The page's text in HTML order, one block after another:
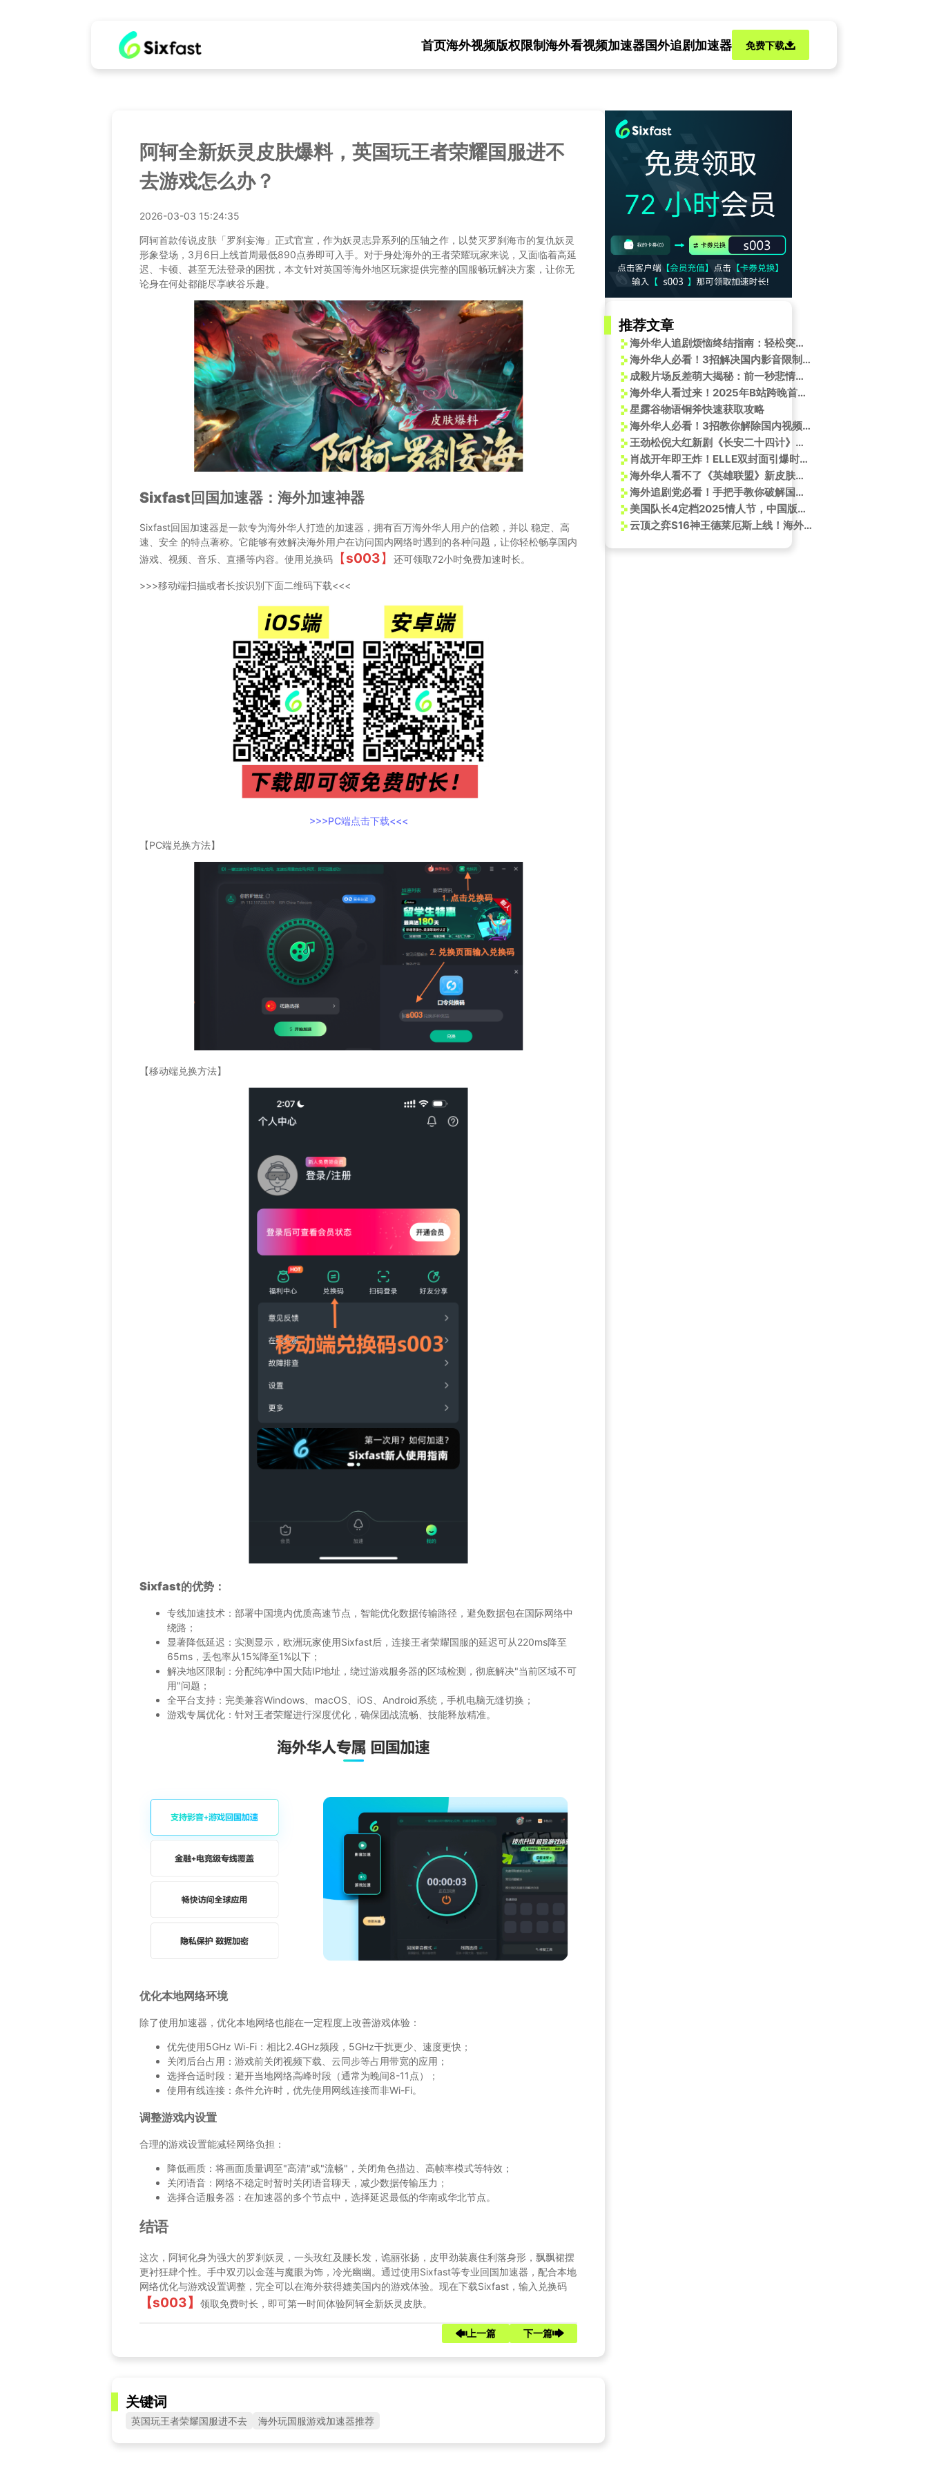
首页海外视频版权限制海外看视频加速器国外追剧加速器 免费下载
阿轲全新妖灵皮肤爆料，英国玩王者荣耀国服进不
去游戏怎么办？
2026-03-03 15:24:35
阿轲首款传说皮肤「罗刹妄海」正式官宣，作为妖灵志异系列的压轴之作，以焚灭罗刹海市的复仇妖灵
形象登场，3月6日上线首周最低890点券即可入手。对于身处海外的王者荣耀玩家来说，又面临着高延
迟、卡顿、甚至无法登录的困扰，本文针对英国等海外地区玩家提供完整的国服畅玩解决方案，让你无
论身在何处都能尽享峡谷乐趣。
Sixfast回国加速器：海外加速神器
Sixfast回国加速器是一款专为海外华人打造的加速器，拥有百万海外华人用户的信赖，并以 稳定、高
速、安全 的特点著称。它能够有效解决海外用户在访问国内网络时遇到的各种问题，让你轻松畅享国内
游戏、视频、音乐、直播等内容。使用兑换码
【s003】 还可领取72小时免费加速时长。
>>>移动端扫描或者长按识别下面二维码下载<<<
>>>PC端点击下载<<<
【PC端兑换方法】
【移动端兑换方法】
Sixfast的优势：
专线加速技术：部署中国境内优质高速节点，智能优化数据传输路径，避免数据包在国际网络中
绕路；
显著降低延迟：实测显示，欧洲玩家使用Sixfast后，连接王者荣耀国服的延迟可从220ms降至
65ms，丢包率从15%降至1%以下；
解决地区限制：分配纯净中国大陆IP地址，绕过游戏服务器的区域检测，彻底解决"当前区域不可
用"问题；
全平台支持：完美兼容Windows、macOS、iOS、Android系统，手机电脑无缝切换；
游戏专属优化：针对王者荣耀进行深度优化，确保团战流畅、技能释放精准。
优化本地网络环境
除了使用加速器，优化本地网络也能在一定程度上改善游戏体验：
优先使用5GHz Wi-Fi：相比2.4GHz频段，5GHz干扰更少、速度更快；
关闭后台占用：游戏前关闭视频下载、云同步等占用带宽的应用；
选择合适时段：避开当地网络高峰时段（通常为晚间8-11点）；
使用有线连接：条件允许时，优先使用网线连接而非Wi-Fi。
调整游戏内设置
合理的游戏设置能减轻网络负担：
降低画质：将画面质量调至"高清"或"流畅"，关闭角色描边、高帧率模式等特效；
关闭语音：网络不稳定时暂时关闭语音聊天，减少数据传输压力；
选择合适服务器：在加速器的多个节点中，选择延迟最低的华南或华北节点。
结语
这次，阿轲化身为强大的罗刹妖灵，一头玫红及腰长发，诡丽张扬，皮甲劲装裹住利落身形，飘飘裙摆
更衬狂肆个性。手中双刃以金莲与魔眼为饰，冷光幽幽。通过使用Sixfast等专业回国加速器，配合本地
网络优化与游戏设置调整，完全可以在海外获得媲美国内的游戏体验。现在下载Sixfast，输入兑换码
【s003】 领取免费时长，即可第一时间体验阿轲全新妖灵皮肤。
上一篇 下一篇
关键词
英国玩王者荣耀国服进不去 海外玩国服游戏加速器推荐
推荐文章
海外华人追剧烦恼终结指南：轻松突破地区限制观看国内热门影视
海外华人必看！3招解决国内影音限制，迪丽热巴新剧不再卡顿
成毅片场反差萌大揭秘：前一秒悲情谢淮安，后一秒秒变“皮皮淇”！
海外华人看过来！2025年B站跨晚首波嘉宾曝光，这份“回家”看直播的攻略请收好
星露谷物语铜斧快速获取攻略
海外华人必看！3招教你解除国内视频限制，轻松追《丁程鑫充电宝型人格》等热门内容
王劲松倪大红新剧《长安二十四计》定档！海外华人如何解锁观看？
肖战开年即王炸！ELLE双封面引爆时尚圈，海外粉丝如何同步追星不卡顿？
海外华人看不了《英雄联盟》新皮肤？3招教你解锁大陆限定内容
海外追剧党必看！手把手教你破解国内影视平台地区限制
美国队长4定档2025情人节，中国版海报发布
云顶之弈S16神王德莱厄斯上线！海外玩家如何用Sixfast解锁国服加速